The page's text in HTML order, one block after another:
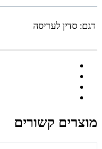
דגם: סדין לעריסה
מוצרים קשורים